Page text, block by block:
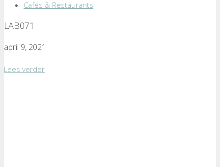
Cafés & Restaurants
LAB071
april 9, 2021
Lees verder